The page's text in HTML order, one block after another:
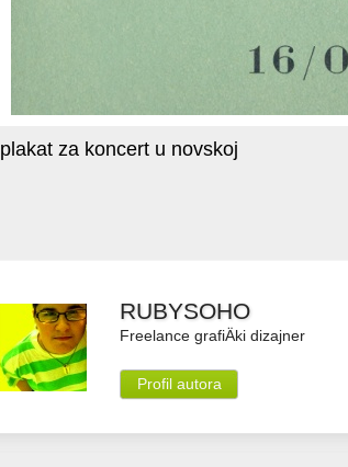
plakat za koncert u novskoj
RUBYSOHO
Freelance grafiÄki dizajner
Profil autora